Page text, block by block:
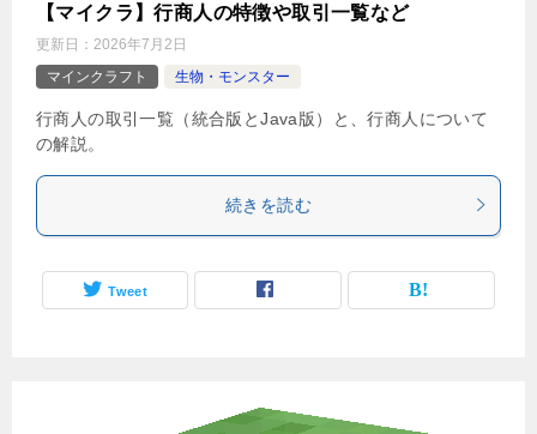
【マイクラ】行商人の特徴や取引一覧など
更新日： 2026年7月2日
マインクラフト
生物・モンスター
行商人の取引一覧（統合版とJava版）と、行商人について
の解説。
続きを読む
Tweet